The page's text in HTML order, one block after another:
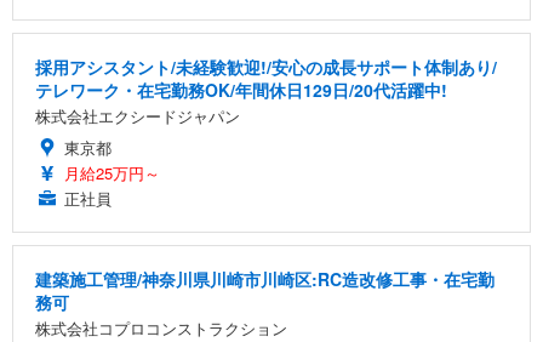
採用アシスタント/未経験歓迎!/安心の成長サポート体制あり/
テレワーク・在宅勤務OK/年間休日129日/20代活躍中!
株式会社エクシードジャパン
東京都
月給25万円～
正社員
建築施工管理/神奈川県川崎市川崎区:RC造改修工事・在宅勤
務可
株式会社コプロコンストラクション